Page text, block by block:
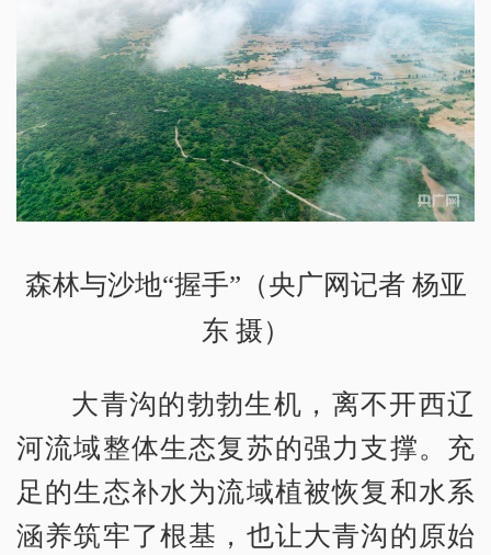
森林与沙地“握手”（央广网记者 杨亚
东 摄）
大青沟的勃勃生机，离不开西辽
河流域整体生态复苏的强力支撑。充
足的生态补水为流域植被恢复和水系
涵养筑牢了根基，也让大青沟的原始